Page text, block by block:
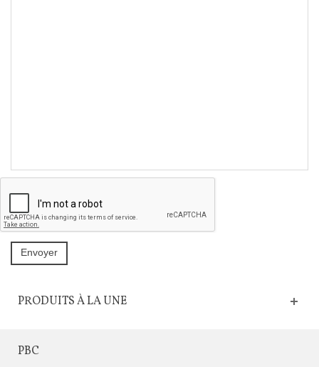
Envoyer
PRODUITS À LA UNE
PBC